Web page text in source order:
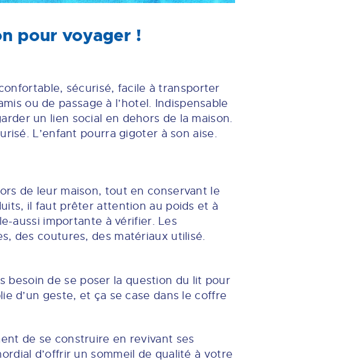
pour voyager !
sécurisé, facile à transporter
ou de passage à l’hotel. Indispensable
un lien social en dehors de la maison.
L’enfant pourra gigoter à son aise.
de leur maison, tout en conservant le
il faut prêter attention au poids et à
aussi importante à vérifier. Les
des coutures, des matériaux utilisé.
besoin de se poser la question du lit pour
d’un geste, et ça se case dans le coffre
de se construire en revivant ses
d’offrir un sommeil de qualité à votre